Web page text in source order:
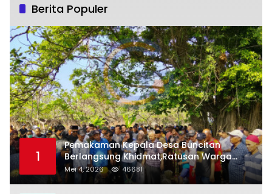
Berita Populer
1
Pemakaman Kepala Desa Buncitan
Berlangsung Khidmat,Ratusan Warga
Larut Dalam Duka Yang Mendalam
Mei 4, 2026 46681